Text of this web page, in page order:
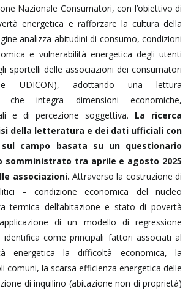
Nazionale Consumatori, con l’obiettivo di
energetica e rafforzare la cultura della
analizza abitudini di consumo, condizioni
e vulnerabilità energetica degli utenti
sportelli delle associazioni dei consumatori
UDICON), adottando una lettura
che integra dimensioni economiche,
e di percezione soggettiva. La ricerca
della letteratura e dei dati ufficiali con
campo basata su un questionario
tra aprile e agosto 2025
associazioni. Attraverso la costruzione di
– condizione economica del nucleo
termica dell’abitazione e stato di povertà
di un modello di regressione
come principali fattori associati al
energetica la difficoltà economica, la
comuni, la scarsa efficienza energetica delle
di inquilino (abitazione non di proprietà)